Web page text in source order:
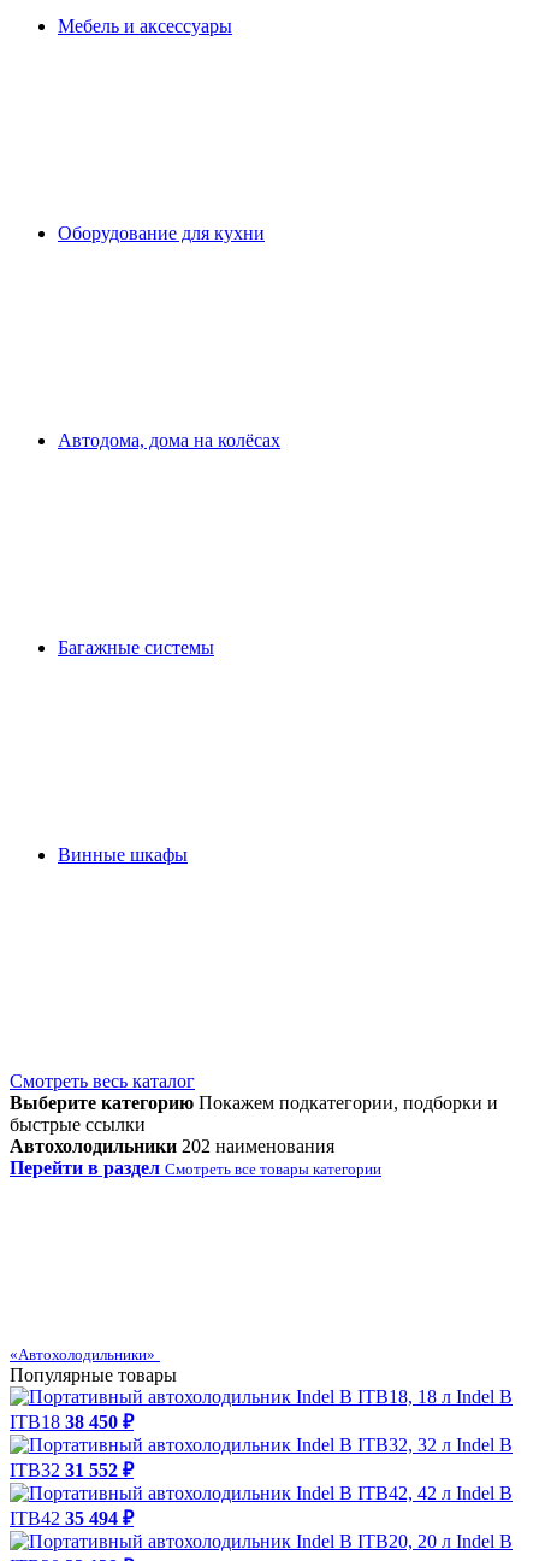
Мебель и аксессуары
Оборудование для кухни
Автодома, дома на колёсах
Багажные системы
Винные шкафы
Смотреть весь каталог
Выберите категорию Покажем подкатегории, подборки и
быстрые ссылки
Автохолодильники 202 наименования
Перейти в раздел Смотреть все товары категории
«Автохолодильники»
Популярные товары
Indel B
ITB18 38 450 ₽
Indel B
ITB32 31 552 ₽
Indel B
ITB42 35 494 ₽
Indel B